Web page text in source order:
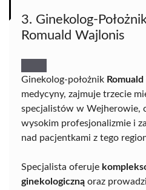
3. Ginekolog-
Romuald Wajlonis
Ginekolog-położnik
medycyny, zajmuje trzecie
specjalistów w Wejherowie,
wysokim profesjonalizmie i
nad pacjentkami z tego
Specjalista oferuje
ginekologiczną oraz